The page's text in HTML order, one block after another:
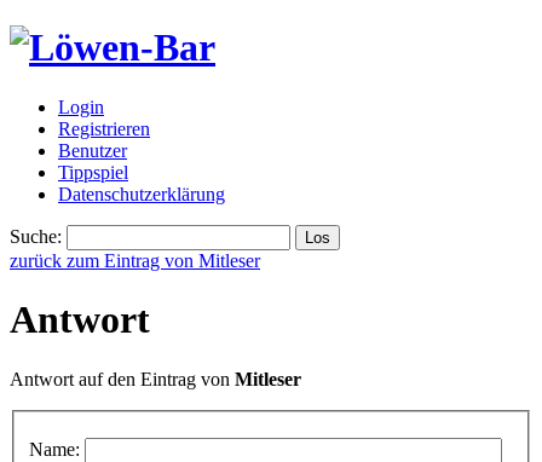
Login
Registrieren
Benutzer
Tippspiel
Datenschutzerklärung
Suche:
zurück zum Eintrag von Mitleser
Antwort
Antwort auf den Eintrag von Mitleser
Name: